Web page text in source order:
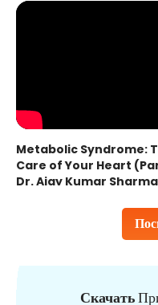
Metabolic Syndrome:
Care of Your Heart
Dr. Ajay Kumar Sharma
Скачать